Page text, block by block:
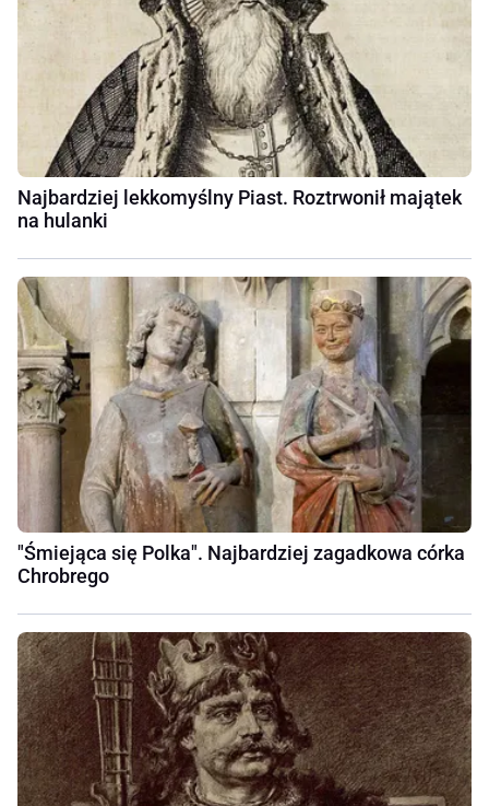
Najbardziej lekkomyślny Piast. Roztrwonił majątek
na hulanki
"Śmiejąca się Polka". Najbardziej zagadkowa córka
Chrobrego